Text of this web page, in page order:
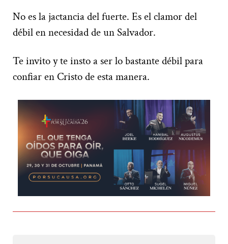
No es la jactancia del fuerte. Es el clamor del
débil en necesidad de un Salvador.
Te invito y te insto a ser lo bastante débil para
confiar en Cristo de esta manera.